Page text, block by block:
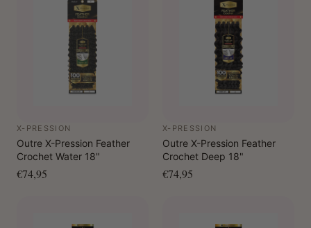
X-PRESSION
Outre X-Pression Feather
Crochet Water 18"
€74,95
X-PRESSION
Outre X-Pression Feather
Crochet Deep 18"
€74,95